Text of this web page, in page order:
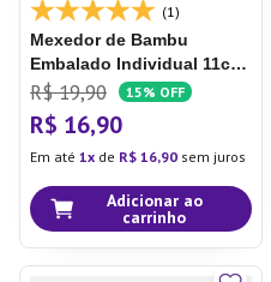
(1)
Mexedor de Bambu
Embalado Individual 11cm
- Inoven
R$ 19,90 15% OFF
R$ 16,90
Em até 1 de R$ 16,90 sem juros
Adicionar ao
carrinho